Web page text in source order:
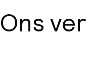
Ons